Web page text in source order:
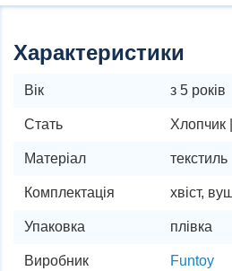
Характеристики
Вік з 5 років
Стать Хлопчик
Матеріал текстиль
Комплектація хвіст,
Упаковка плівка
Виробник Funtoy